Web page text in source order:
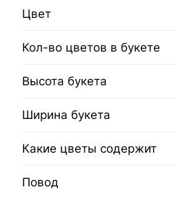
Цвет
Кол-во цветов в букете
Высота букета
Ширина букета
Какие цветы содержит
Повод